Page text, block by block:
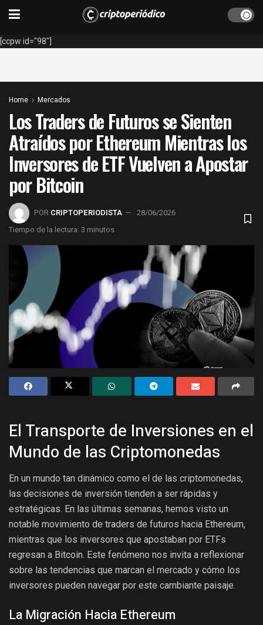
[ccpw id="98"]
Home Mercados
Los Traders de Futuros se Sienten
Atraídos por Ethereum Mientras los
Inversores de ETF Vuelven a Apostar
por Bitcoin
POR CRIPTOPERIODISTA
28/06/2026
Tiempo de la lectura: 3 minutos
El Transporte de Inversiones en el
Mundo de las Criptomonedas
En un mundo tan dinámico como el de las criptomonedas,
las decisiones de inversión tienden a ser rápidas y
estratégicas. En las últimas semanas, hemos visto un
notable movimiento de traders de futuros hacia Ethereum,
mientras que los inversores que apostaban por ETFs
regresan a Bitcoin. Este fenómeno nos invita a reflexionar
sobre las tendencias que marcan el mercado y cómo los
inversores pueden navegar por este cambiante paisaje.
La Migración Hacia Ethereum